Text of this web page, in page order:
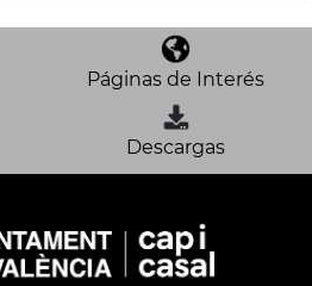
Páginas de Interés
Descargas